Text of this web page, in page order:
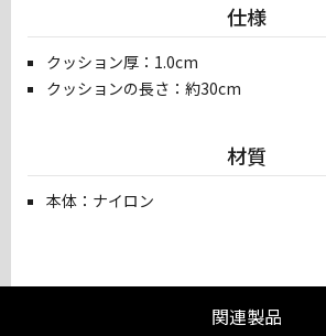
仕様
クッション厚：1.0cm
クッションの長さ：約30cm
材質
本体：ナイロン
関連製品